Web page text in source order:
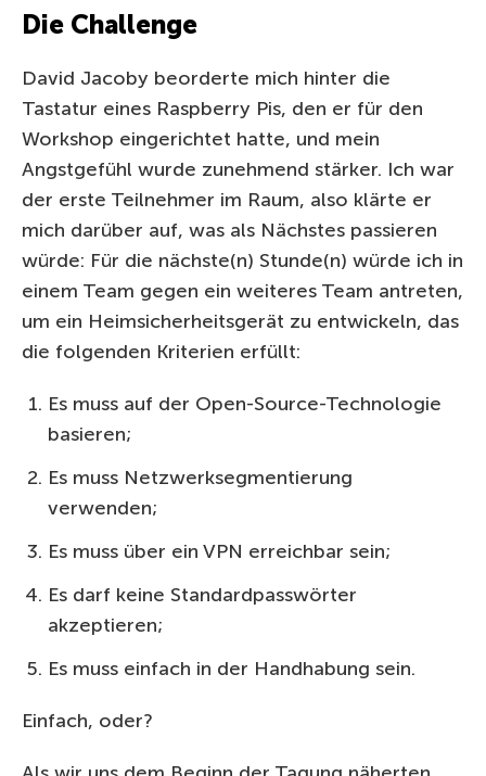
Die Challenge
David Jacoby beorderte mich hinter die
Tastatur eines Raspberry Pis, den er für den
Workshop eingerichtet hatte, und mein
Angstgefühl wurde zunehmend stärker. Ich war
der erste Teilnehmer im Raum, also klärte er
mich darüber auf, was als Nächstes passieren
würde: Für die nächste(n) Stunde(n) würde ich in
einem Team gegen ein weiteres Team antreten,
um ein Heimsicherheitsgerät zu entwickeln, das
die folgenden Kriterien erfüllt:
Es muss auf der Open-Source-Technologie
basieren;
Es muss Netzwerksegmentierung
verwenden;
Es muss über ein VPN erreichbar sein;
Es darf keine Standardpasswörter
akzeptieren;
Es muss einfach in der Handhabung sein.
Einfach, oder?